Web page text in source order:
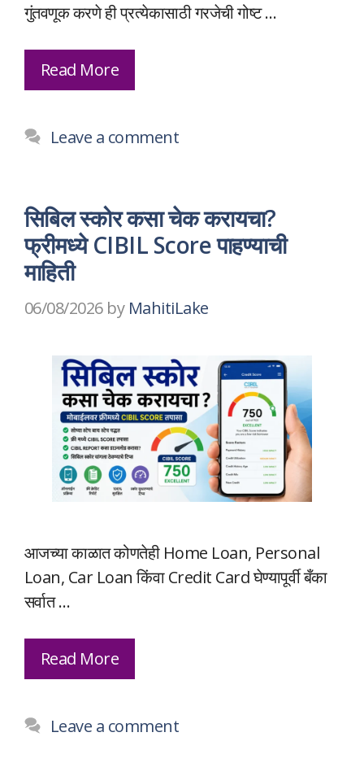
गुंतवणूक करणे ही प्रत्येकासाठी गरजेची गोष्ट …
Read More
Leave a comment
सिबिल स्कोर कसा चेक करायचा?
फ्रीमध्ये CIBIL Score पाहण्याची
माहिती
06/08/2026 by MahitiLake
आजच्या काळात कोणतेही Home Loan, Personal
Loan, Car Loan किंवा Credit Card घेण्यापूर्वी बँका
सर्वात …
Read More
Leave a comment